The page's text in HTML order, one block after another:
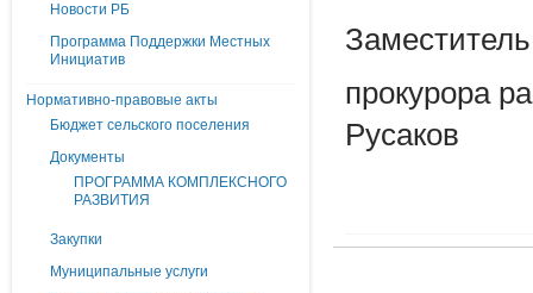
Новости РБ
Программа Поддержки Местных
Инициатив
Нормативно-правовые акты
Бюджет сельского поселения
Документы
ПРОГРАММА КОМПЛЕКСНОГО
РАЗВИТИЯ
Закупки
Муниципальные услуги
Заместитель
Русаков